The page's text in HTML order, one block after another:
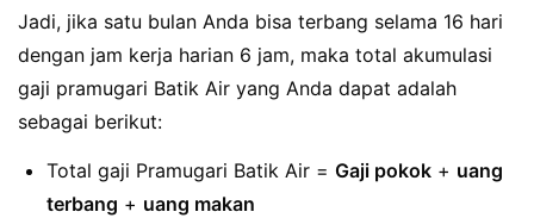
Jadi, jika satu bulan Anda bisa terbang selama 16 hari
dengan jam kerja harian 6 jam, maka total akumulasi
gaji pramugari Batik Air yang Anda dapat adalah
sebagai berikut:
Total gaji Pramugari Batik Air = Gaji pokok + uang
terbang + uang makan